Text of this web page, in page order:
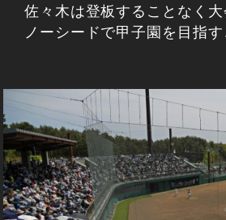
佐々木は登板することなく
ノーシードで甲子園を目指す